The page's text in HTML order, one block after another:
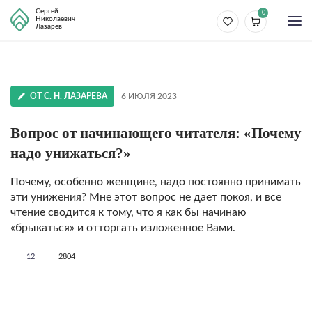
Сергей
Николаевич
Лазарев
0
ОТ С. Н. ЛАЗАРЕВА 6 ИЮЛЯ 2023
Вопрос от начинающего читателя: «Почему
надо унижаться?»
Почему, особенно женщине, надо постоянно принимать
эти унижения? Мне этот вопрос не дает покоя, и все
чтение сводится к тому, что я как бы начинаю
«брыкаться» и отторгать изложенное Вами.
12 2804